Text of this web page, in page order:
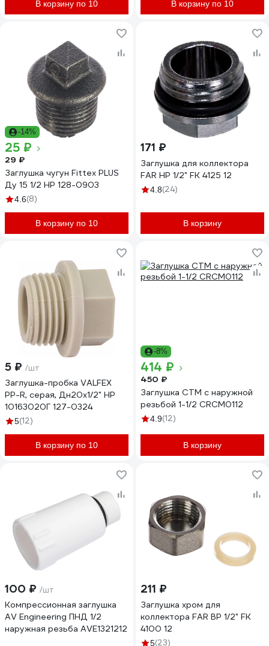
В корзину по 10 В корзину по 10
-14%
25 ₽
29 ₽
Заглушка чугун Fittex PLUS
Ду 15 1/2 НР 128-0903
4.6(8)
В корзину по 10
171 ₽
Заглушка для коллектора
FAR НР 1/2" FK 4125 12
4.8(24)
В корзину
5 ₽ /шт
Заглушка-пробка VALFEX
PP-R, серая, Дн20х1/2" НР
10163020Г 127-0324
5(12)
В корзину по 10
-8%
414 ₽
450 ₽
Заглушка СТМ с наружной
резьбой 1-1/2 CRCM0112
4.9(12)
В корзину
100 ₽ /шт
Компрессионная заглушка
AV Engineering ПНД 1/2
наружная резьба AVE1321212
211 ₽
Заглушка хром для
коллектора FAR ВР 1/2" FK
4100 12
5(23)